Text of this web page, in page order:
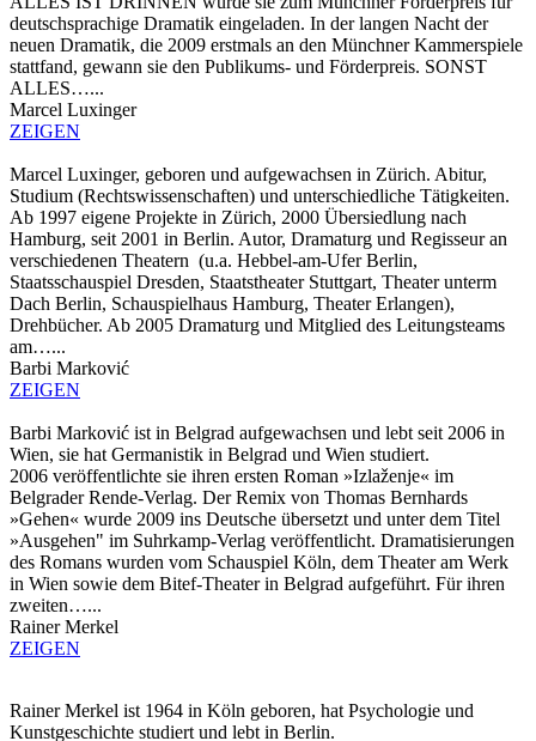
deutschsprachige Dramatik eingeladen. In der langen Nacht der
neuen Dramatik, die 2009 erstmals an den Münchner Kammerspiele
stattfand, gewann sie den Publikums- und Förderpreis. SONST
ALLES…...
Marcel Luxinger
ZEIGEN
Marcel Luxinger, geboren und aufgewachsen in Zürich. Abitur,
Studium (Rechtswissenschaften) und unterschiedliche Tätigkeiten.
Ab 1997 eigene Projekte in Zürich, 2000 Übersiedlung nach
Hamburg, seit 2001 in Berlin. Autor, Dramaturg und Regisseur an
verschiedenen Theatern (u.a. Hebbel-am-Ufer Berlin,
Staatsschauspiel Dresden, Staatstheater Stuttgart, Theater unterm
Dach Berlin, Schauspielhaus Hamburg, Theater Erlangen),
Drehbücher. Ab 2005 Dramaturg und Mitglied des Leitungsteams
am…...
Barbi Marković
ZEIGEN
Barbi Marković ist in Belgrad aufgewachsen und lebt seit 2006 in
Wien, sie hat Germanistik in Belgrad und Wien studiert.
2006 veröffentlichte sie ihren ersten Roman »Izlaženje« im
Belgrader Rende-Verlag. Der Remix von Thomas Bernhards
»Gehen« wurde 2009 ins Deutsche übersetzt und unter dem Titel
»Ausgehen" im Suhrkamp-Verlag veröffentlicht. Dramatisierungen
des Romans wurden vom Schauspiel Köln, dem Theater am Werk
in Wien sowie dem Bitef-Theater in Belgrad aufgeführt. Für ihren
zweiten…...
Rainer Merkel
ZEIGEN
Rainer Merkel ist 1964 in Köln geboren, hat Psychologie und
Kunstgeschichte studiert und lebt in Berlin.